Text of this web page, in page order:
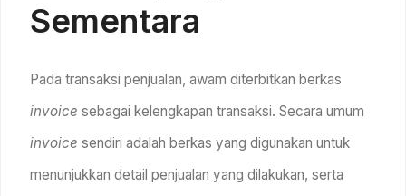
Sementara
Pada transaksi penjualan, awam diterbitkan berkas
invoice sebagai kelengkapan transaksi. Secara umum
invoice sendiri adalah berkas yang digunakan untuk
menunjukkan detail penjualan yang dilakukan, serta